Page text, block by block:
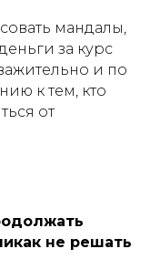
мандалы,
за курс
и по
к тем, кто
от
не решать